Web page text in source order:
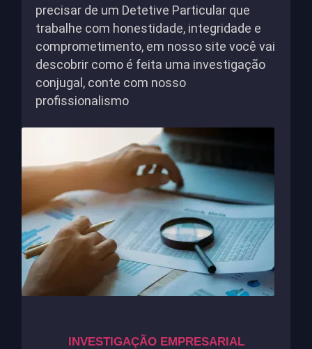
precisar de um Detetive Particular que
trabalhe com honestidade, integridade e
comprometimento, em nosso site você vai
descobrir como é feita uma investigação
conjugal, conte com nosso
profissionalismo
INVESTIGAÇÃO EMPRESARIAL